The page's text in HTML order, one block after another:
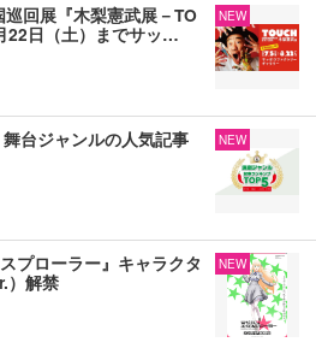
回展『木梨憲武展－TO
日（土）までサッ…
NEW
台ジャンルの人気記事
NEW
プローラー』キャラクタ
）解禁
NEW